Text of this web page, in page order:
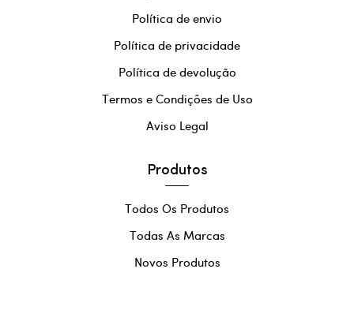
Política de envio
Política de privacidade
Política de devolução
Termos e Condições de Uso
Aviso Legal
Produtos
Todos Os Produtos
Todas As Marcas
Novos Produtos